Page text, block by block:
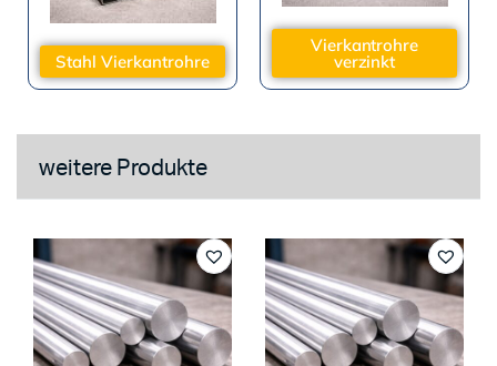
Stahl Vierkantrohre
Vierkantrohre
verzinkt
weitere Produkte